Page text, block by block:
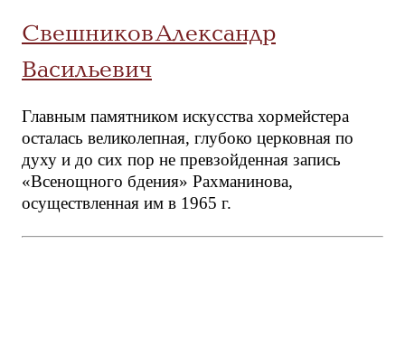
Свешников Александр
Васильевич
Главным памятником искусства хормейстера
осталась великолепная, глубоко церковная по
духу и до сих пор не превзойденная запись
«Всенощного бдения» Рахманинова,
осуществленная им в 1965 г.